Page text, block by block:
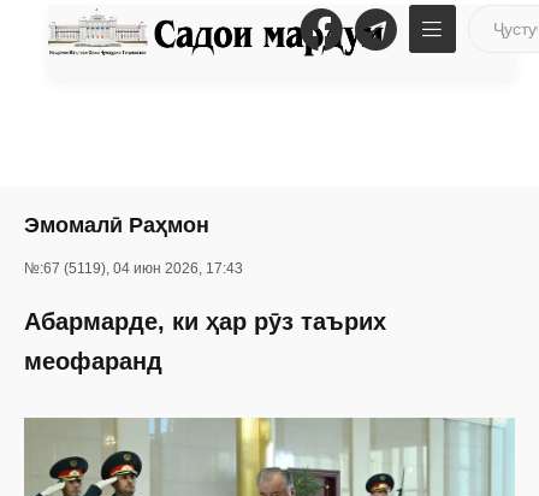
Эмомалӣ Раҳмон
№:67 (5119), 04 июн 2026, 17:43
Абармарде, ки ҳар рӯз таърих
меофаранд